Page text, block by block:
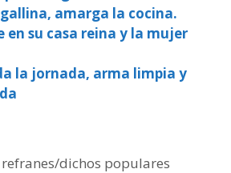
amarga la cocina.
en su casa reina y la mujer
la jornada, arma limpia y
refranes/dichos populares